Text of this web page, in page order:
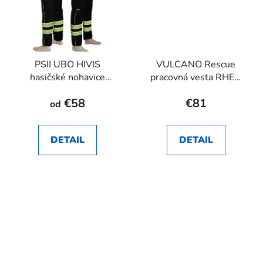
PSII UBO HIVIS
hasičské nohavice
od €58
DETAIL
VULCANO Rescue
pracovná vesta RHEA
€81
DETAIL